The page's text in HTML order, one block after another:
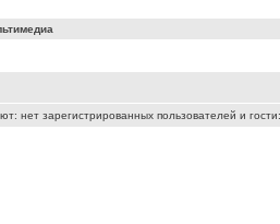
нет зарегистрированных пользователей и